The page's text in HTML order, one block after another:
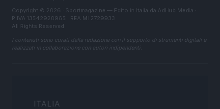
Copyright © 2026 · Sportmagazine — Edito in Italia da AdHub Media
P.IVA 13542920965 · REA MI 2729933
All Rights Reserved
I contenuti sono curati dalla redazione con il supporto di strumenti digitali e
realizzati in collaborazione con autori indipendenti.
ITALIA